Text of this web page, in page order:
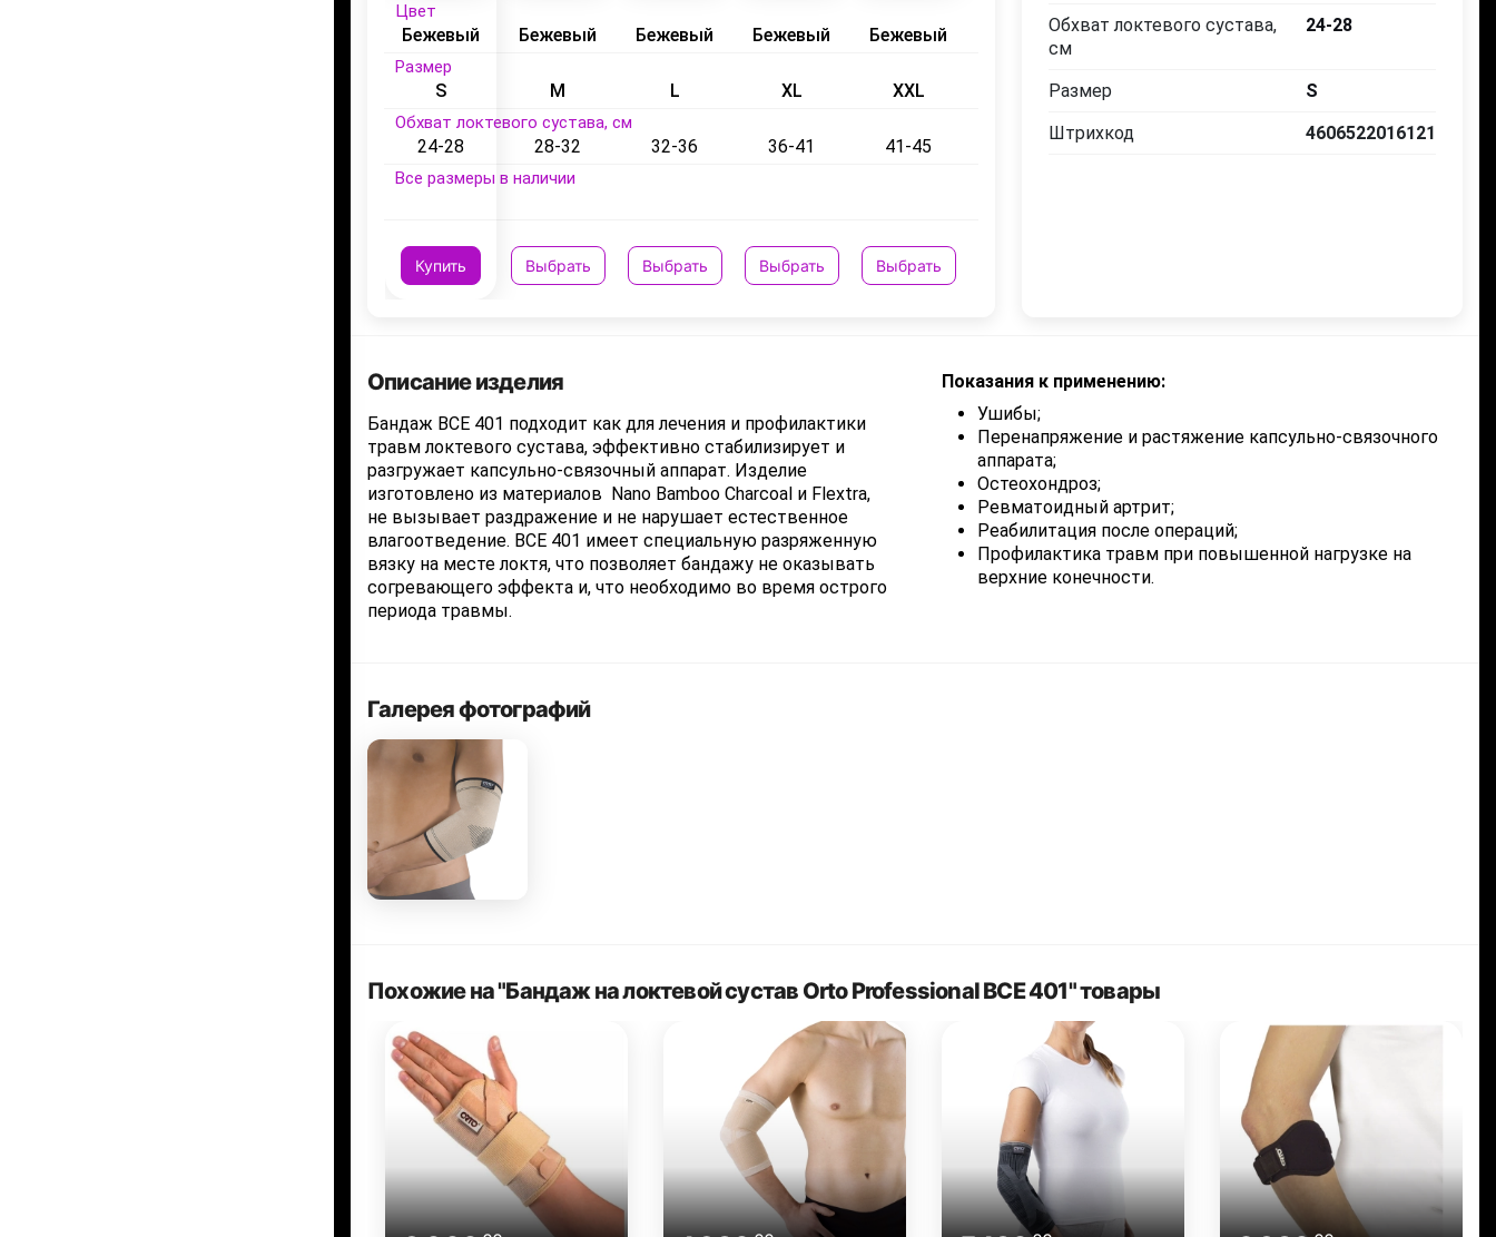
Цвет
Размер
Обхват локтевого сустава, см
Все размеры в наличии
Бежевый
S
24-28
Купить
Бежевый
M
28-32
Выбрать
Бежевый
L
32-36
Выбрать
Бежевый
XL
36-41
Выбрать
Бежевый
XXL
41-45
Выбрать
Обхват локтевого сустава,
см
24-28
Размер
S
Штрихкод
4606522016121
Описание изделия
Бандаж BCE 401 подходит как для лечения и профилактики
травм локтевого сустава, эффективно стабилизирует и
разгружает капсульно-связочный аппарат. Изделие
изготовлено из материалов Nano Bamboo Charcoal и Flextra,
не вызывает раздражение и не нарушает естественное
влагоотведение. ВСЕ 401 имеет специальную разряженную
вязку на месте локтя, что позволяет бандажу не оказывать
согревающего эффекта и, что необходимо во время острого
периода травмы.
Показания к применению:
Ушибы;
Перенапряжение и растяжение капсульно-связочного
аппарата;
Остеохондроз;
Ревматоидный артрит;
Реабилитация после операций;
Профилактика травм при повышенной нагрузке на
верхние конечности.
Галерея фотографий
Похожие на "Бандаж на локтевой сустав Orto Professional BCE 401" товары